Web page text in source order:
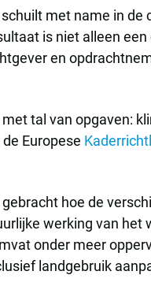
met name in
is niet alleen
en
tal van opgaven:
Europese
hoe de
werking van
onder meer
landgebruik